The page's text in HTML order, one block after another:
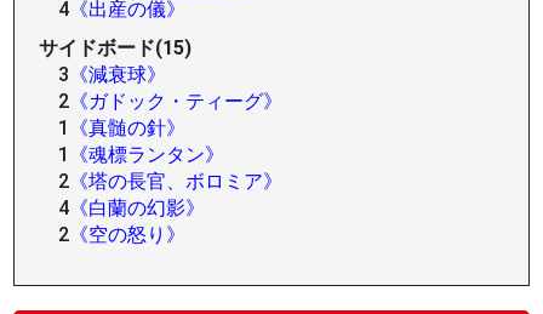
4 《出産の儀》
サイドボード(15)
3 《減衰球》
2 《ガドック・ティーグ》
1
《真髄の針》
1
《魂標ランタン》
2 《塔の長官、ボロミア》
4 《白蘭の幻影》
2 《空の怒り》